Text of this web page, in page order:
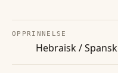
OPPRINNELSE
Hebraisk / Spansk